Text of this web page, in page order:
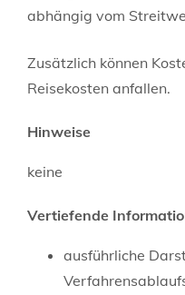
abhängig vom
Zusätzlich können
Reisekosten anfallen.
Hinweise
keine
Vertiefende
ausführliche